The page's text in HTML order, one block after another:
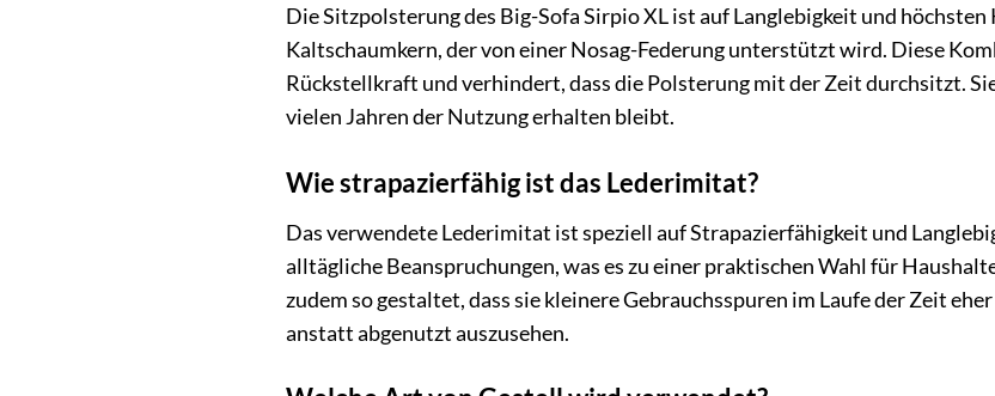
Die Sitzpolsterung des Big-Sofa Sirpio XL ist auf Langlebigkeit und
Kaltschaumkern, der von einer Nosag-Federung unterstützt wird. Diese
Rückstellkraft und verhindert, dass die Polsterung mit der Zeit durchsitzt.
vielen Jahren der Nutzung erhalten bleibt.
Wie strapazierfähig ist das Lederimitat?
Das verwendete Lederimitat ist speziell auf Strapazierfähigkeit und
alltägliche Beanspruchungen, was es zu einer praktischen Wahl für
zudem so gestaltet, dass sie kleinere Gebrauchsspuren im Laufe der Zeit
anstatt abgenutzt auszusehen.